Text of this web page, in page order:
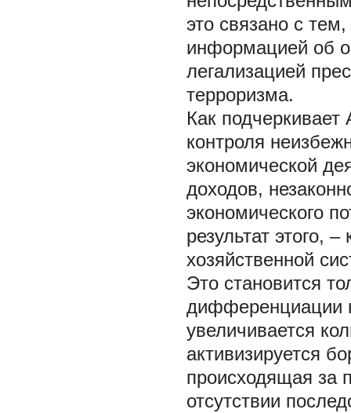
это связано с
информацией об
легализацией
терроризма.
Как подчеркивает
контроля
экономической
доходов,
экономического
результат этого,
хозяйственной
Это становится
дифференциации
увеличивается
активизируется
происходящая за
отсутствии